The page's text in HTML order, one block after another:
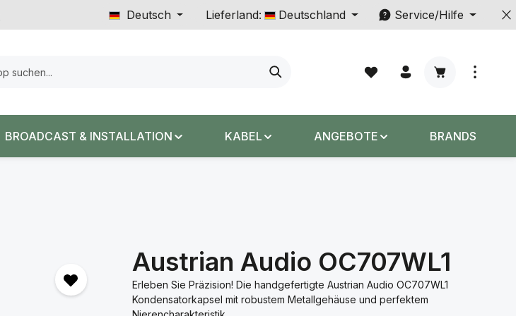
Deutsch Lieferland: Deutschland Service/Hilfe
Warenkorb
BROADCAST & INSTALLATION KABEL ANGEBOTE BRANDS
Austrian Audio OC707WL1
Erleben Sie Präzision! Die handgefertigte Austrian Audio OC707WL1
Kondensatorkapsel mit robustem Metallgehäuse und perfektem